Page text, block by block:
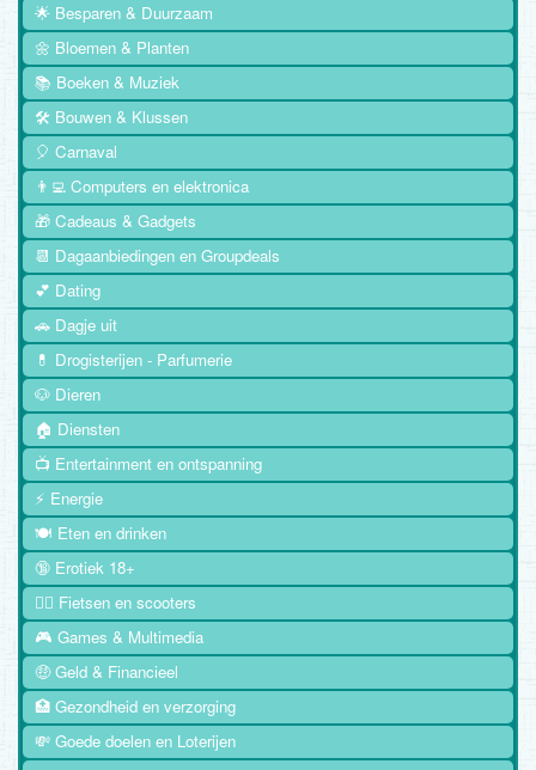
🌟 Besparen & Duurzaam
🌼 Bloemen & Planten
📚 Boeken & Muziek
🛠️ Bouwen & Klussen
🎈 Carnaval
👨‍💻 Computers en elektronica
🎁 Cadeaus & Gadgets
📆 Dagaanbiedingen en Groupdeals
💕 Dating
🚗 Dagje uit
💊 Drogisterijen - Parfumerie
🐶 Dieren
🏠 Diensten
📺 Entertainment en ontspanning
⚡ Energie
🍽️ Eten en drinken
🔞 Erotiek 18+
🚴‍♂️ Fietsen en scooters
🎮 Games & Multimedia
🤑 Geld & Financieel
🏥 Gezondheid en verzorging
💸 Goede doelen en Loterijen